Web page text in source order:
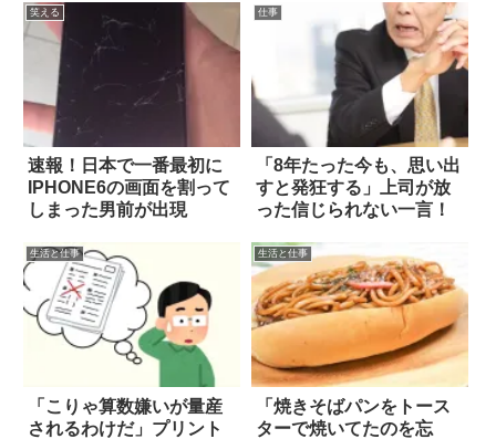
笑える
速報！日本で一番最初に
IPHONE6の画面を割って
しまった男前が出現
仕事
「8年たった今も、思い出
すと発狂する」上司が放
った信じられない一言！
生活と仕事
「こりゃ算数嫌いが量産
されるわけだ」プリント
生活と仕事
「焼きそばパンをトース
ターで焼いてたのを忘